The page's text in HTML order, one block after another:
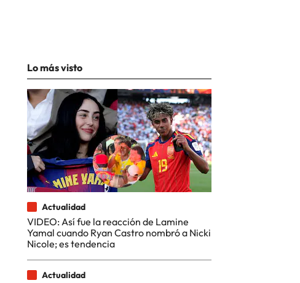
Lo más visto
Actualidad
VIDEO: Así fue la reacción de Lamine
Yamal cuando Ryan Castro nombró a Nicki
Nicole; es tendencia
Actualidad